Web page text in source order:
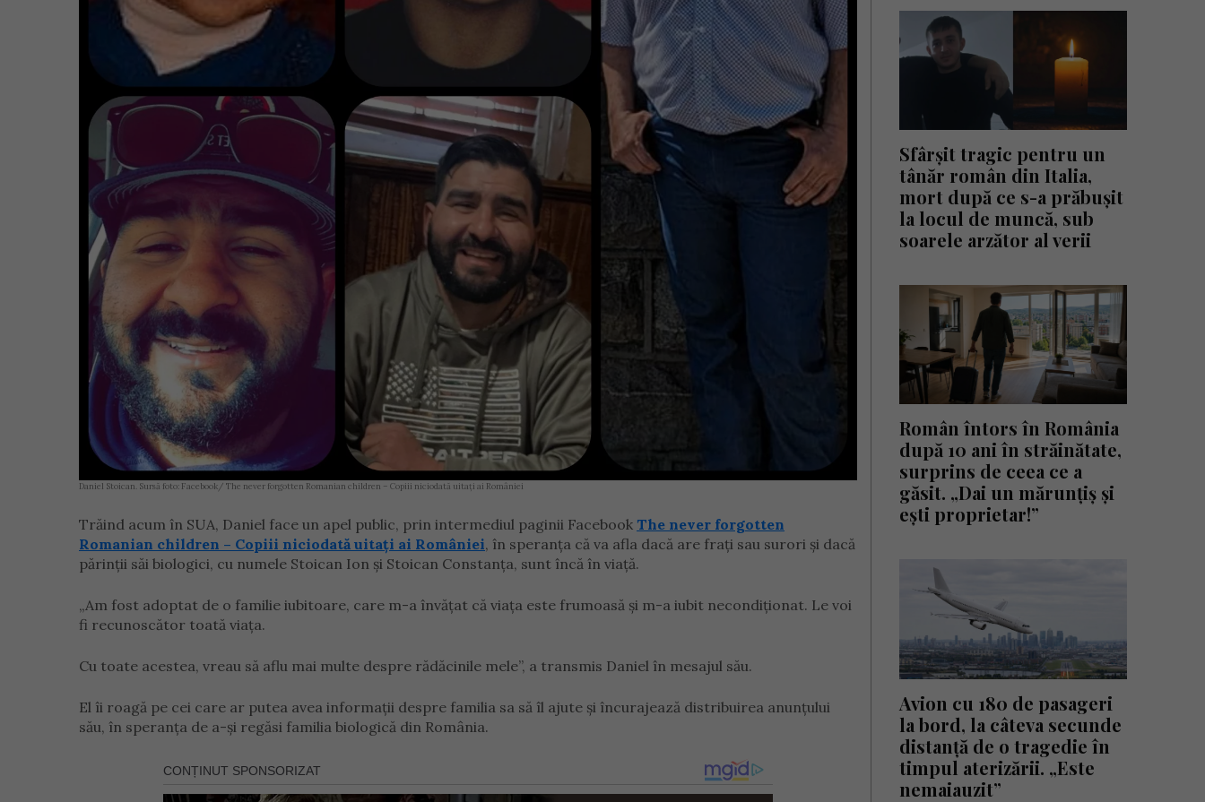
Daniel Stoican. Sursă foto: Facebook/ The never forgotten Romanian children – Copiii niciodată uitați ai României
Trăind acum în SUA, Daniel face un apel public, prin intermediul paginii Facebook The never forgotten
Romanian children – Copiii niciodată uitați ai României, în speranța că va afla dacă are frați sau surori și dacă
părinții săi biologici, cu numele Stoican Ion și Stoican Constanța, sunt încă în viață.
„Am fost adoptat de o familie iubitoare, care m-a învățat că viața este frumoasă și m-a iubit necondiționat. Le voi
fi recunoscător toată viața.
Cu toate acestea, vreau să aflu mai multe despre rădăcinile mele”, a transmis Daniel în mesajul său.
El îi roagă pe cei care ar putea avea informații despre familia sa să îl ajute și încurajează distribuirea anunțului
său, în speranța de a-și regăsi familia biologică din România.
Sfârșit tragic pentru un
tânăr român din Italia,
mort după ce s-a prăbușit
la locul de muncă, sub
soarele arzător al verii
Român întors în România
după 10 ani în străinătate,
surprins de ceea ce a
găsit. „Dai un mărunțiș și
ești proprietar!”
Avion cu 180 de pasageri
la bord, la câteva secunde
distanță de o tragedie în
timpul aterizării. „Este
nemaiauzit”